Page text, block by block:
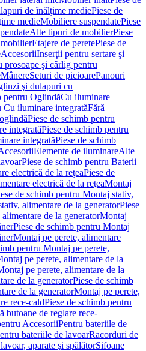
de înălţime mediePiese de
medieMobiliere suspendatePiese
Alte tipuri de mobilierPiese
Etajere de peretePiese de
AccesoriiInserţii pentru sertare şi
prosoape şi cârlig pentru
MânereSeturi de picioarePanouri
şi dulapuri cu
pentru OglindăCu iluminare
Cu iluminare integratăFără
Piese de schimb pentru
integratăPiese de schimb pentru
integratăPiese de schimb
Elemente de iluminareAlte
Piese de schimb pentru Baterii
electrică de la reţeaPiese de
electrică de la reţeaMontaj
de schimb pentru Montaj stativ,
alimentare de la generatorPiese
de la generatorMontaj
Piese de schimb pentru Montaj
Montaj pe perete, alimentare
pentru Montaj pe perete,
pe perete, alimentare de la
pe perete, alimentare de la
de la generatorPiese de schimb
de la generatorMontaj pe perete,
rece-caldPiese de schimb pentru
butoane de reglare rece-
AccesoriiPentru bateriile de
bateriile de lavoarRacorduri de
aparate şi spălătorSifoane